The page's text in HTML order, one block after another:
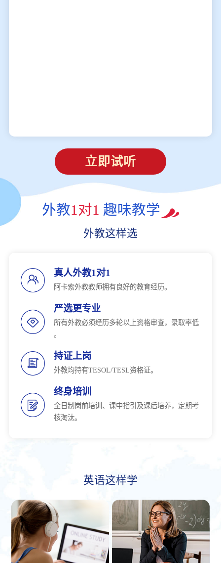
立即试听
外教1对1 趣味教学
外教这样选
真人外教1对1
阿卡索外教教师拥有良好的教育经历。
严选更专业
所有外教必须经历多轮以上资格审查，录取率低
。
持证上岗
外教均持有TESOL/TESL资格证。
终身培训
全日制岗前培训、课中指引及课后培养，定期考
核淘汰。
英语这样学